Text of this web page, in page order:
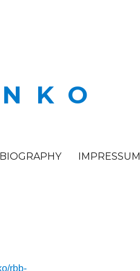
BIOGRAPHY IMPRESSUM
rbb-